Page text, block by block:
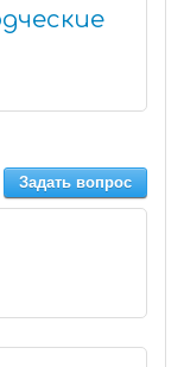
Задать вопрос